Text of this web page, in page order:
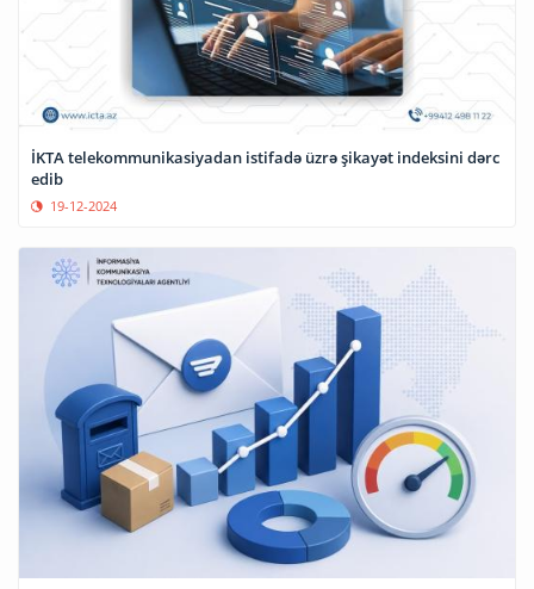
İKTA telekommunikasiyadan istifadə üzrə şikayət indeksini dərc
edib
19-12-2024